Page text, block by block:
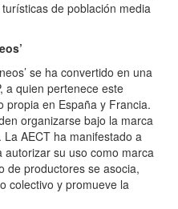
de población media
se ha convertido en una
a quien pertenece este
propia en España y Francia.
organizarse bajo la marca
AECT ha manifestado a
su uso como marca
de productores se asocia,
colectivo y promueve la